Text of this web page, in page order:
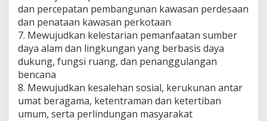
dan percepatan pembangunan kawasan perdesaan
dan penataan kawasan perkotaan
7. Mewujudkan kelestarian pemanfaatan sumber
daya alam dan lingkungan yang berbasis daya
dukung, fungsi ruang, dan penanggulangan
bencana
8. Mewujudkan kesalehan sosial, kerukunan antar
umat beragama, ketentraman dan ketertiban
umum, serta perlindungan masyarakat